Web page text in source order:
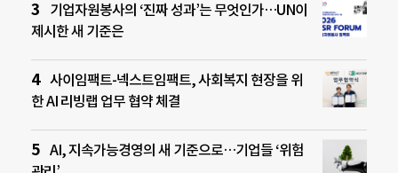
기업자원봉사의 ‘진짜 성과’는 무엇인가…UN이
제시한 새 기준은
사이임팩트-넥스트임팩트, 사회복지 현장을 위
한 AI 리빙랩 업무 협약 체결
AI, 지속가능경영의 새 기준으로…기업들 ‘위험